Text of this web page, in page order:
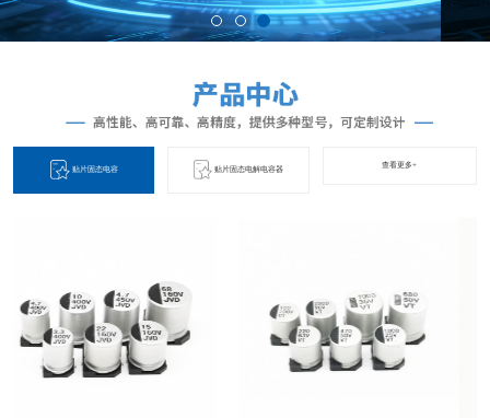
贴片固态电容 贴片固态电解电容器 查看更多+